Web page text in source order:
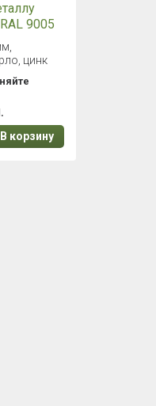
9005
№2
цинк
В корзину